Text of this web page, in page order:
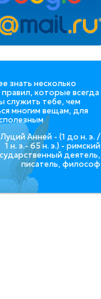
знать несколько
которые всегда
служить тебе, чем
многим вещам, для
Анней - (1 до н. э. /
1 н. э.- 65 н. э.) - римский
деятель,
писатель, философ